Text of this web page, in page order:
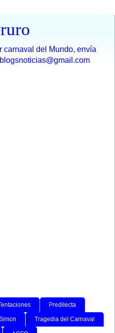
carnaval del Mundo, envía
Predilecta
Tragedia del Carnaval